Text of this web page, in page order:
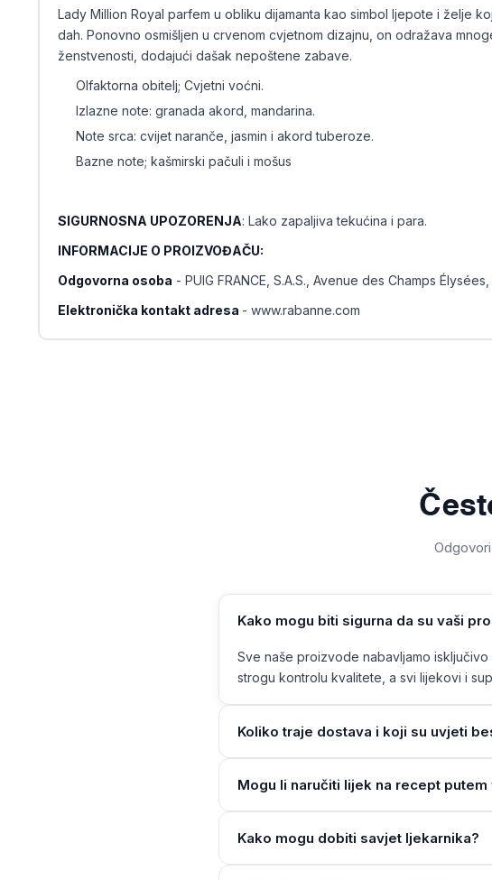
Lady Million Royal parfem u obliku dijamanta kao simbol ljepote i želje
dah. Ponovno osmišljen u crvenom cvjetnom dizajnu, on odražava
ženstvenosti, dodajući dašak nepoštene zabave.
Olfaktorna obitelj; Cvjetni voćni.
Izlazne note: granada akord, mandarina.
Note srca: cvijet naranče, jasmin i akord tuberoze.
Bazne note; kašmirski pačuli i mošus
SIGURNOSNA UPOZORENJA: Lako zapaljiva tekućina i para.
INFORMACIJE O PROIZVOĐAČU:
Odgovorna osoba - PUIG FRANCE, S.A.S., Avenue des Champs
Elektronička kontakt adresa - www.rabanne.com
Kako mogu biti sigurna da su vaši
Sve naše proizvode nabavljamo
strogu kontrolu kvalitete, a svi lijekovi i
Koliko traje dostava i koji su uvjeti
Mogu li naručiti lijek na recept putem
Kako mogu dobiti savjet ljekarnika?